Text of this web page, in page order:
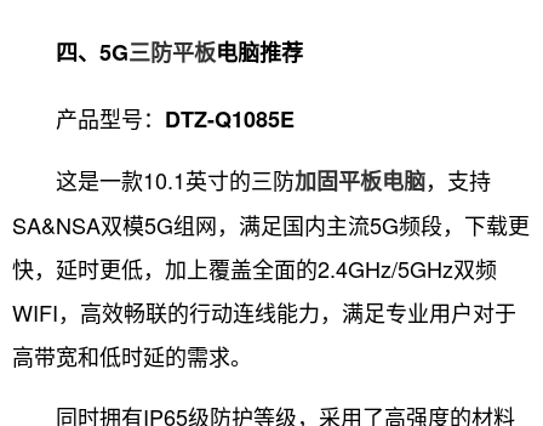
四、5G三防平板电脑推荐
产品型号： DTZ-Q1085E
这是一款10.1英寸的三防加固平板电脑，支持
SA&NSA双模5G组网，满足国内主流5G频段，下载更
快，延时更低，加上覆盖全面的2.4GHz/5GHz双频
WIFI，高效畅联的行动连线能力，满足专业用户对于
高带宽和低时延的需求。
同时拥有IP65级防护等级，采用了高强度的材料